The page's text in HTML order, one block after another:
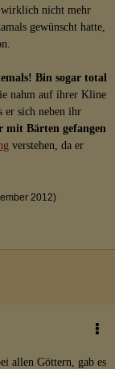
wirklich nicht mehr
gewünscht hatte,
Bin sogar total
nahm auf ihrer Kline
er sich neben ihr
mit Bärten gefangen
verstehen, da er
2012)
allen Göttern, gab es